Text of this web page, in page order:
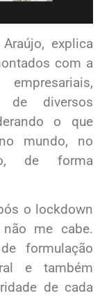
explica
com a
de diversos
o que
mundo, no
de forma
o lockdown
me cabe.
formulação
e também
de cada